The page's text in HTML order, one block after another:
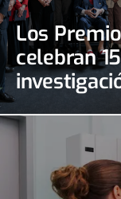
Los
celebran